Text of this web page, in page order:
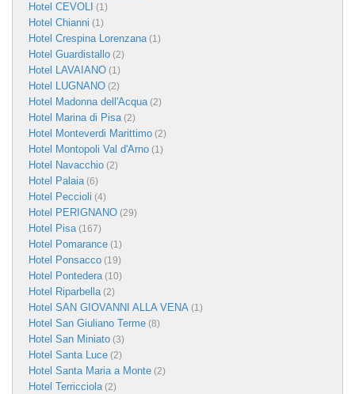
Hotel CEVOLI (1)
Hotel Chianni (1)
Hotel Crespina Lorenzana(1)
Hotel Guardistallo (2)
Hotel LAVAIANO (1)
Hotel LUGNANO (2)
Hotel Madonna dell'Acqua(2)
Hotel Marina di Pisa(2)
Hotel Monteverdi Marittimo (2)
Hotel Montopoli Val d'Arno (1)
Hotel Navacchio (2)
Hotel Palaia(6)
Hotel Peccioli (4)
Hotel PERIGNANO (29)
Hotel Pisa(167)
Hotel Pomarance (1)
Hotel Ponsacco (19)
Hotel Pontedera(10)
Hotel Riparbella(2)
Hotel SAN GIOVANNI ALLA VENA (1)
Hotel San Giuliano Terme (8)
Hotel San Miniato (3)
Hotel Santa Luce (2)
Hotel Santa Maria a Monte (2)
Hotel Terricciola(2)